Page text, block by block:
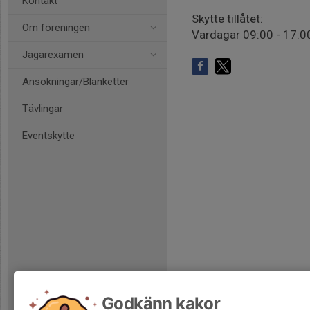
Om föreningen
Jägarexamen
Ansökningar/Blanketter
Tävlingar
Eventskytte
Skytte tillåtet:
Vardagar 09:00 -
Godkänn kakor